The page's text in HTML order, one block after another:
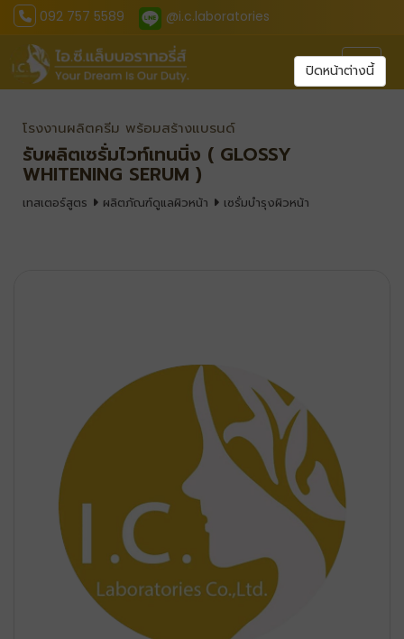
092 757 5589 @i.c.laboratories
โรงงานผลิตครีม พร้อมสร้างแบรนด์
รับผลิตเซรั่มไวท์เทนนิ่ง ( GLOSSY
WHITENING SERUM )
เทสเตอร์สูตร ผลิตภัณฑ์ดูแลผิวหน้า เซรั่มบำรุงผิวหน้า
ปิดหน้าต่างนี้